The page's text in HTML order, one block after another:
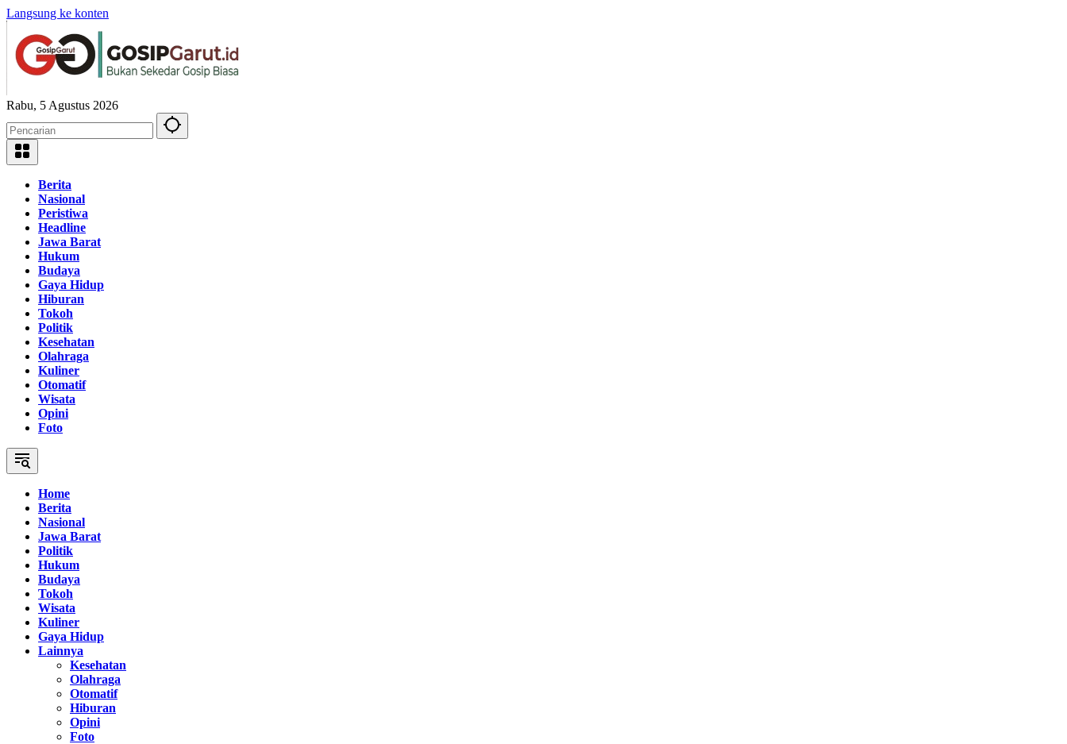
Langsung ke konten
Rabu, 5 Agustus 2026
Berita
Nasional
Peristiwa
Headline
Jawa Barat
Hukum
Budaya
Gaya Hidup
Hiburan
Tokoh
Politik
Kesehatan
Olahraga
Kuliner
Otomatif
Wisata
Opini
Foto
Home
Berita
Nasional
Jawa Barat
Politik
Hukum
Budaya
Tokoh
Wisata
Kuliner
Gaya Hidup
Lainnya
Kesehatan
Olahraga
Otomatif
Hiburan
Opini
Foto